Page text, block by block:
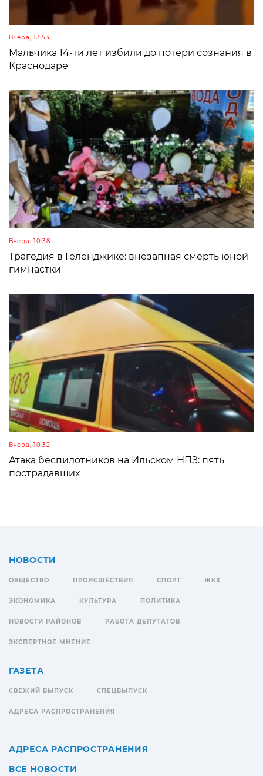
Вчера, 13:53
Мальчика 14-ти лет избили до потери сознания в
Краснодаре
Вчера, 10:38
Трагедия в Геленджике: внезапная смерть юной
гимнастки
Вчера, 10:32
Атака беспилотников на Ильском НПЗ: пять
пострадавших
НОВОСТИ
ОБЩЕСТВО ПРОИСШЕСТВИЯ СПОРТ ЖКХ
ЭКОНОМИКА КУЛЬТУРА ПОЛИТИКА
НОВОСТИ РАЙОНОВ РАБОТА ДЕПУТАТОВ
ЭКСПЕРТНОЕ МНЕНИЕ
ГАЗЕТА
СВЕЖИЙ ВЫПУСК СПЕЦВЫПУСК
АДРЕСА РАСПРОСТРАНЕНИЯ
АДРЕСА РАСПРОСТРАНЕНИЯ
ВСЕ НОВОСТИ